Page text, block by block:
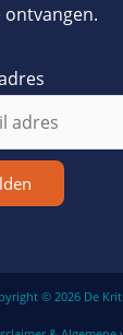
© 2026 De